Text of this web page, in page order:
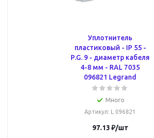
Уплотнитель
пластиковый - IP 55 -
P.G. 9 - диаметр кабеля
4-8 мм - RAL 7035
096821 Legrand
Много
Артикул: L 096821
97.13 ₽/шт